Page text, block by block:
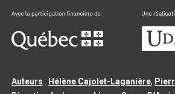
Auteurs : Hélène Cajolet-Laganière,